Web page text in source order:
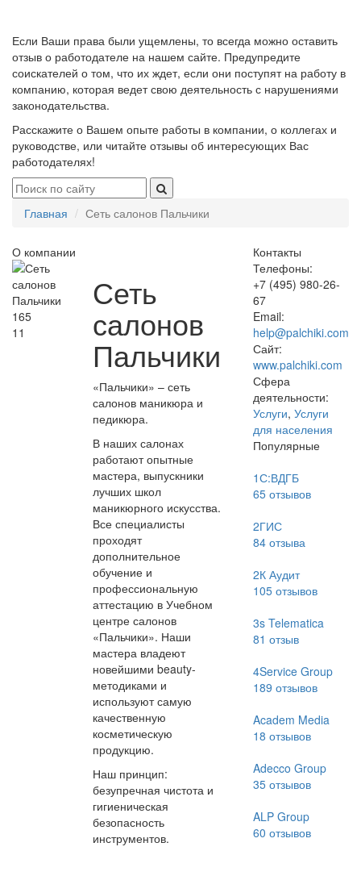
Если Ваши права были ущемлены, то всегда можно оставить
отзыв о работодателе на нашем сайте. Предупредите
соискателей о том, что их ждет, если они поступят на работу в
компанию, которая ведет свою деятельность с нарушениями
законодательства.
Расскажите о Вашем опыте работы в компании, о коллегах и
руководстве, или читайте отзывы об интересующих Вас
работодателях!
Главная Сеть салонов Пальчики
О компании
165
11
Сеть
салонов
Пальчики
«Пальчики» – сеть
салонов маникюра и
педикюра.
В наших салонах
работают опытные
мастера, выпускники
лучших школ
маникюрного искусства.
Все специалисты
проходят
дополнительное
обучение и
профессиональную
аттестацию в Учебном
центре салонов
«Пальчики». Наши
мастера владеют
новейшими beauty-
методиками и
используют самую
качественную
косметическую
продукцию.
Наш принцип:
безупречная чистота и
гигиеническая
безопасность
инструментов.
Контакты
Телефоны:
+7 (495) 980-26-
67
Email:
help@palchiki.com
Сайт:
www.palchiki.com
Сфера
деятельности:
Услуги, Услуги
для населения
Популярные
1С:ВДГБ
65отзывов
2ГИС
84отзыва
2К Аудит
105отзывов
3s Telematica
81 отзыв
4Service Group
189 отзывов
Academ Media
18 отзывов
Adecco Group
35отзывов
ALP Group
60 отзывов